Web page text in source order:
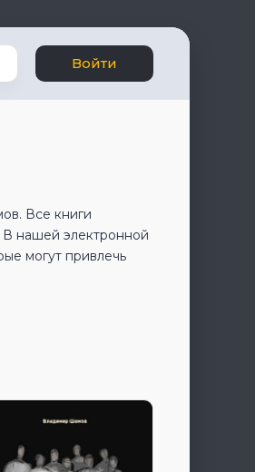
Войти
Все книги
нашей электронной
могут привлечь